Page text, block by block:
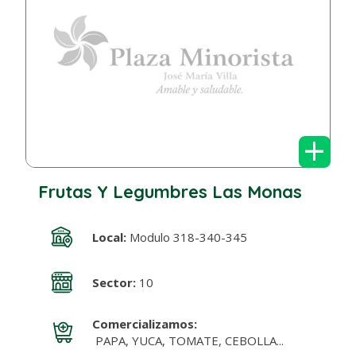
+
Frutas Y Legumbres Las Monas
Local:Modulo 318-340-345
Sector:10
Comercializamos:
PAPA, YUCA, TOMATE, CEBOLLA...